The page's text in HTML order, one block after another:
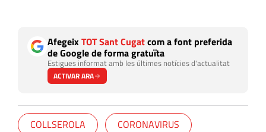
AfegeixTOT Sant Cugatcom a font preferida
de Google de forma gratuïta
Estigues informat amb les últimes notícies d'actualitat
ACTIVAR ARA
COLLSEROLA CORONAVIRUS